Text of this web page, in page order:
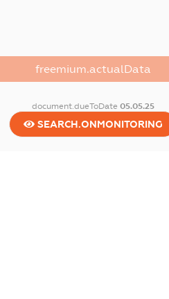
freemium.actualData
document.dueToDate 05.05.25
SEARCH.ONMONITORING